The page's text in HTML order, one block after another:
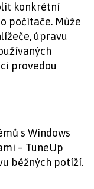
konkrétní
počítače. Může
úpravu
provedou
s Windows
– TuneUp
běžných potíží.